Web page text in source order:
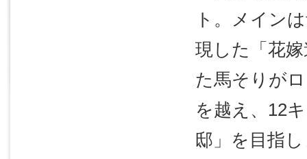
ト。メイン
現した「花
た馬そりが
を越え、12
邸」を目指